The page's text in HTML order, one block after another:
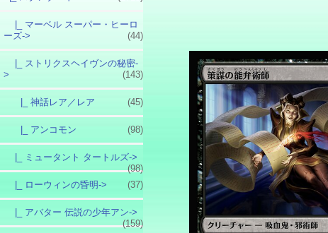
|_ マーベル スーパー・ヒーロ
ーズ->
(44)
|_ ストリクスヘイヴンの秘密-
>
(143)
|_ 神話レア／レア (45)
|_ アンコモン (98)
|_ ミュータント タートルズ->
(98)
|_ ローウィンの昏明->
(37)
|_ アバター 伝説の少年アン->
(159)